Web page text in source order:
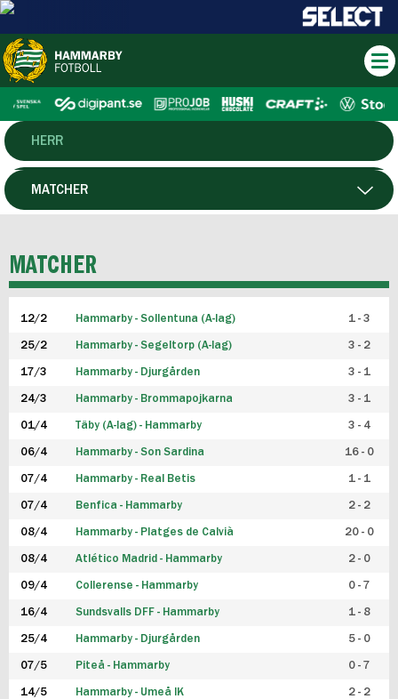
HERR
DAM
P19
F19
FUTSAL HERR
FUTSAL DAM
MATCHER
MATCHER
12/2 Hammarby - Sollentuna (A-lag) 1 - 3
25/2 Hammarby - Segeltorp (A-lag) 3 - 2
17/3 Hammarby - Djurgården 3 - 1
24/3 Hammarby - Brommapojkarna 3 - 1
01/4 Täby (A-lag) - Hammarby 3 - 4
06/4 Hammarby - Son Sardina 16 - 0
07/4 Hammarby - Real Betis 1 - 1
07/4 Benfica - Hammarby 2 - 2
08/4 Hammarby - Platges de Calvià 20 - 0
08/4 Atlético Madrid - Hammarby 2 - 0
09/4 Collerense - Hammarby 0 - 7
16/4 Sundsvalls DFF - Hammarby 1 - 8
25/4 Hammarby - Djurgården 5 - 0
07/5 Piteå - Hammarby 0 - 7
14/5 Hammarby - Umeå IK 2 - 2